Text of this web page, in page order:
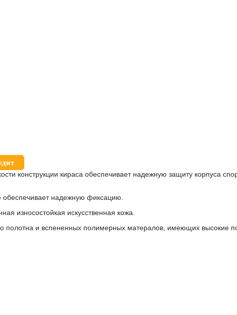
конструкции кираса обеспечивает надежную защиту корпуса
обеспечивает надежную фиксацию.
износостойкая искусственная кожа.
полотна и вспененных полимерных матералов, имеющих высокие